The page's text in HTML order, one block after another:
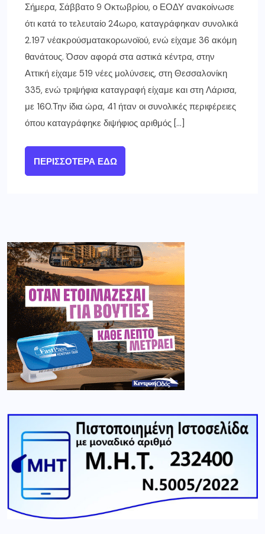
Σήμερα, Σάββατο 9 Οκτωβρίου, ο ΕΟΔΥ ανακοίνωσε
ότι κατά το τελευταίο 24ωρο, καταγράφηκαν συνολικά
2.197 νέακρούσματακορωνοϊού, ενώ είχαμε 36 ακόμη
θανάτους. Όσον αφορά στα αστικά κέντρα, στην
Αττική είχαμε 519 νέες μολύνσεις, στη Θεσσαλονίκη
335, ενώ τριψήφια καταγραφή είχαμε και στη Λάρισα,
με 160.Την ίδια ώρα, 41 ήταν οι συνολικές περιφέρειες
όπου καταγράφηκε διψήφιος αριθμός […]
ΠΕΡΙΣΣΌΤΕΡΑ ΕΔΏ